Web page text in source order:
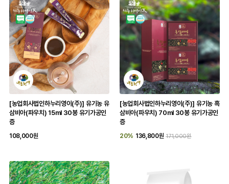
[농업회사법인하누리영이(주)] 유기농 유
삼비아(파우치) 15ml 30봉 유기가공인
증
108,000원
[농업회사법인하누리영이(주)] 유기농 흑
삼비아(파우치) 70ml 30봉 유기가공인
증
20% 136,800원 171,000원